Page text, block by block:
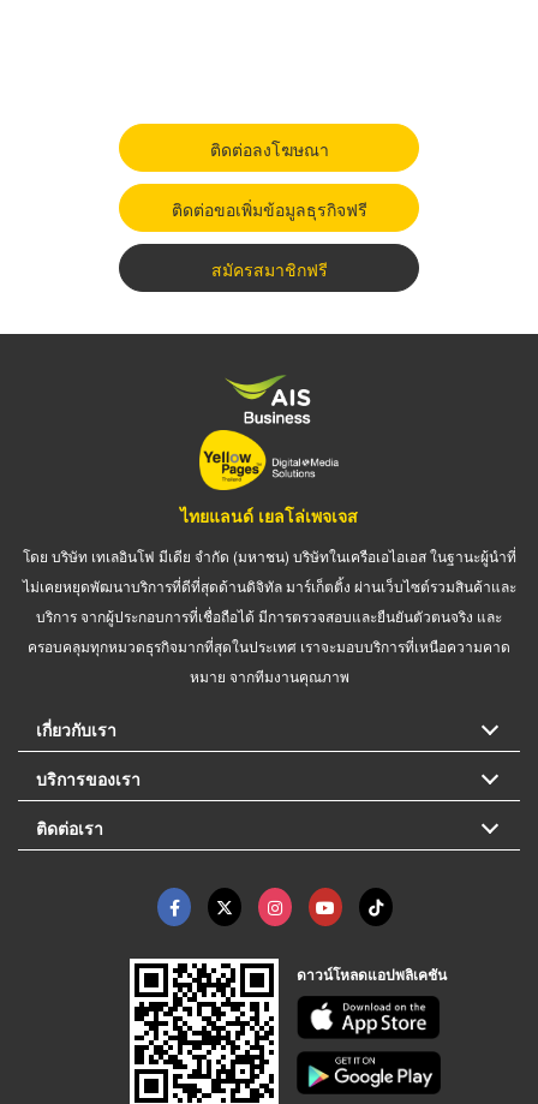
ติดต่อลงโฆษณา
ติดต่อขอเพิ่มข้อมูลธุรกิจฟรี
สมัครสมาชิกฟรี
ไทยแลนด์ เยลโล่เพจเจส
โดย บริษัท เทเลอินโฟ มีเดีย จำกัด (มหาชน) บริษัทในเครือเอไอเอส ในฐานะผู้นำที่
ไม่เคยหยุดพัฒนาบริการที่ดีที่สุดด้านดิจิทัล มาร์เก็ตติ้ง ผ่านเว็บไซต์รวมสินค้าและ
บริการ จากผู้ประกอบการที่เชื่อถือได้ มีการตรวจสอบและยืนยันตัวตนจริง และ
ครอบคลุมทุกหมวดธุรกิจมากที่สุดในประเทศ เราจะมอบบริการที่เหนือความคาด
หมาย จากทีมงานคุณภาพ
เกี่ยวกับเรา
บริการของเรา
ติดต่อเรา
ดาวน์โหลดแอปพลิเคชัน